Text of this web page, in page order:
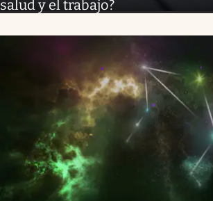
salud y el trabajo?